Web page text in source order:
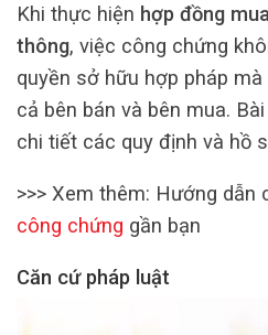
Khi thực hiện hợp đồng
thông, việc công chứng
quyền sở hữu hợp pháp
cả bên bán và bên mua.
chi tiết các quy định và hồ
>>> Xem thêm: Hướng dẫn
công chứng gần bạn
Căn cứ pháp luật